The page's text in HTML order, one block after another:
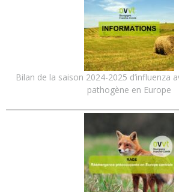
Bilan de la saison 2024-2025 d’influenza
pathogène en Europe